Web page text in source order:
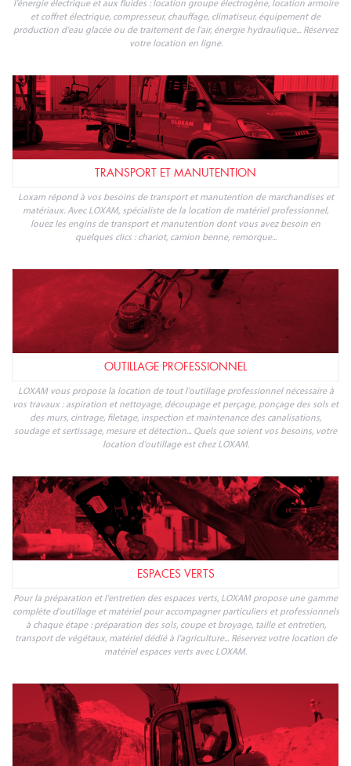
l'énergie électrique et aux fluides : location groupe électrogène, location armoire
et coffret électrique, compresseur, chauffage, climatiseur, équipement de
production d'eau glacée ou de traitement de l'air, énergie hydraulique... Réservez
votre location en ligne.
TRANSPORT ET MANUTENTION
Loxam répond à vos besoins de transport et manutention de marchandises et
matériaux. Avec LOXAM, spécialiste de la location de matériel professionnel,
louez les engins de transport et manutention dont vous avez besoin en
quelques clics : chariot, camion benne, remorque...
OUTILLAGE PROFESSIONNEL
LOXAM vous propose la location de tout l'outillage professionnel nécessaire à
vos travaux : aspiration et nettoyage, découpage et perçage, ponçage des sols et
des murs, cintrage, filetage, inspection et maintenance des canalisations,
soudage et sertissage, mesure et détection... Quels que soient vos besoins, votre
location d'outillage est chez LOXAM.
ESPACES VERTS
Pour la préparation et l'entretien des espaces verts, LOXAM propose une gamme
complète d'outillage et matériel pour accompagner particuliers et professionnels
à chaque étape : préparation des sols, coupe et broyage, taille et entretien,
transport de végétaux, matériel dédié à l'agriculture... Réservez votre location de
matériel espaces verts avec LOXAM.